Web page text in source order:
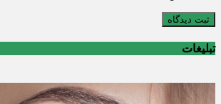
ثبت دیدگاه
تبلیغات